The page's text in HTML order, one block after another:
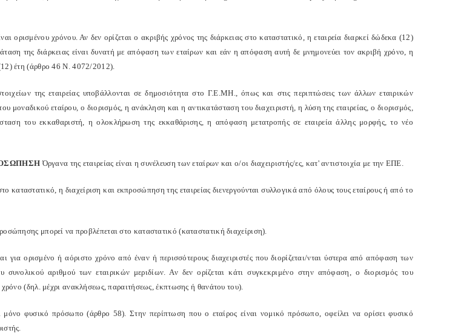
ορισμένου χρόνου. Αν δεν ορίζεται ο ακριβής χρόνος της διάρκειας στο καταστατικό, η εταιρεία διαρκεί δώδεκα (12)
της διάρκειας είναι δυνατή με απόφαση των εταίρων και εάν η απόφαση αυτή δε μνημονεύει τον ακριβή χρόνο, η
έτη (άρθρο 46 Ν. 4072/2012).
της εταιρείας υποβάλλονται σε δημοσιότητα στο Γ.Ε.ΜΗ., όπως και στις περιπτώσεις των άλλων εταιρικών
μοναδικού εταίρου, ο διορισμός, η ανάκληση και η αντικατάσταση του διαχειριστή, η λύση της εταιρείας, ο διορισμός,
του εκκαθαριστή, η ολοκλήρωση της εκκαθάρισης, η απόφαση μετατροπής σε εταιρεία άλλης μορφής, το νέο
Όργανα της εταιρείας είναι η συνέλευση των εταίρων και ο/οι διαχειριστής/ες, κατ' αντιστοιχία με την ΕΠΕ.
καταστατικό, η διαχείριση και εκπροσώπηση της εταιρείας διενεργούνται συλλογικά από όλους τους εταίρους ή από το
μπορεί να προβλέπεται στο καταστατικό (καταστατική διαχείριση).
για ορισμένο ή αόριστο χρόνο από έναν ή περισσότερους διαχειριστές που διορίζεται/νται ύστερα από απόφαση των
συνολικού αριθμού των εταιρικών μεριδίων. Αν δεν ορίζεται κάτι συγκεκριμένο στην απόφαση, ο διορισμός του
χρόνο (δηλ. μέχρι ανακλήσεως, παραιτήσεως, έκπτωσης ή θανάτου του).
μόνο φυσικό πρόσωπο (άρθρο 58). Στην περίπτωση που ο εταίρος είναι νομικό πρόσωπο, οφείλει να ορίσει φυσικό